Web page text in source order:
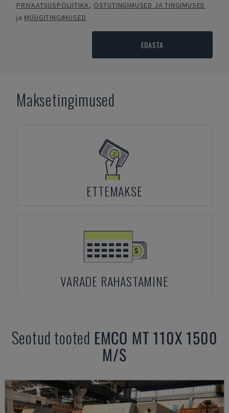
PRIVAATSUSPOLIITIKA, OSTUTINGIMUSED JA TINGIMUSED
ja MÜÜGITINGIMUSED
EDASTA
Maksetingimused
ETTEMAKSE
VARADE RAHASTAMINE
Seotud tooted EMCO MT 110X 1500
M/S